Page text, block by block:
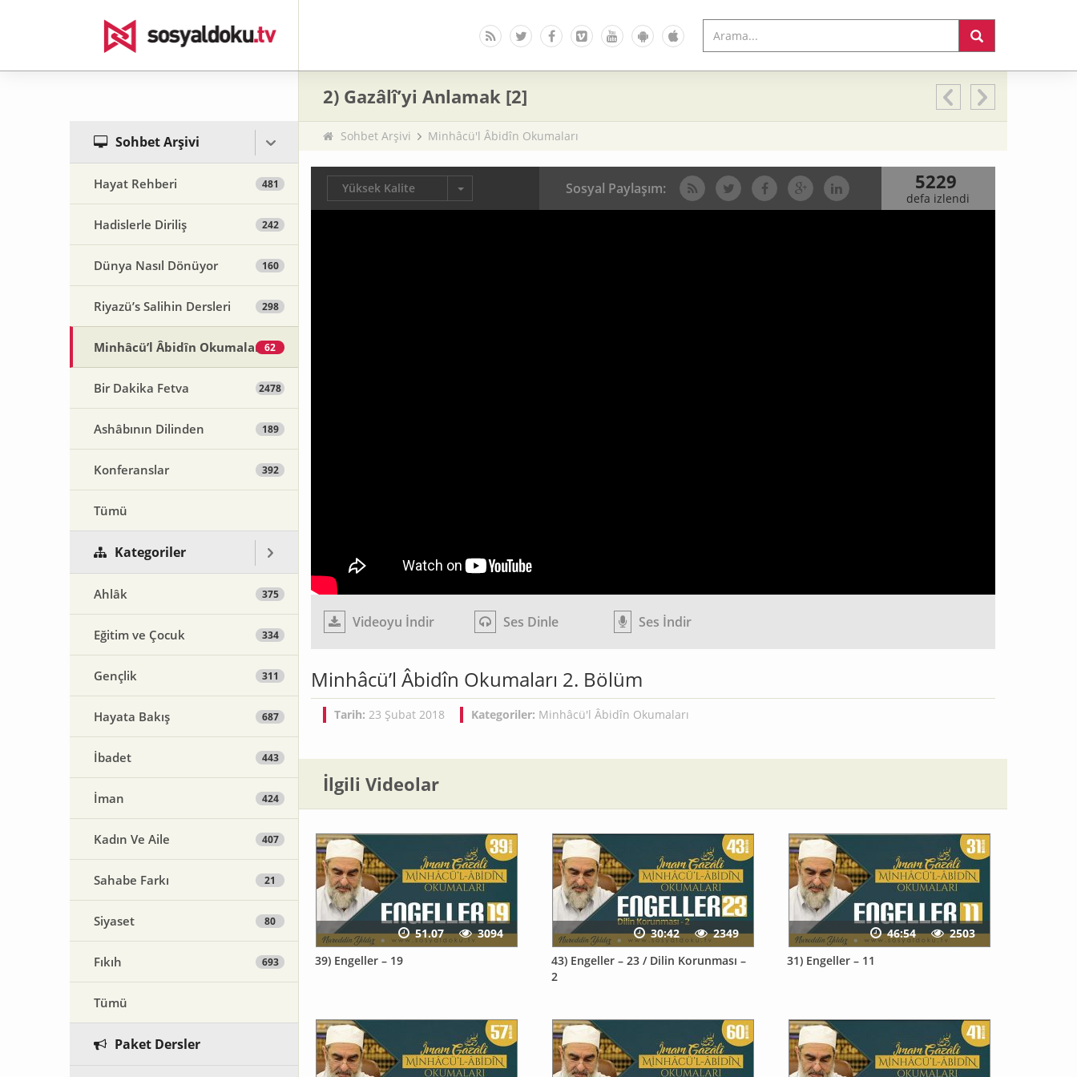
Sohbet Arşivi
Hayat Rehberi 481
Hadislerle Diriliş 242
Dünya Nasıl Dönüyor 160
Riyazü’s Salihin Dersleri 298
Minhâcü’l Âbidîn Okumaları 62
Bir Dakika Fetva 2478
Ashâbının Dilinden 189
Konferanslar 392
Tümü
Kategoriler
Ahlâk 375
Eğitim ve Çocuk 334
Gençlik 311
Hayata Bakış 687
İbadet 443
İman 424
Kadın Ve Aile 407
Sahabe Farkı 21
Siyaset 80
Fıkıh 693
Tümü
Paket Dersler
2) Gazâlî’yi Anlamak [2]
Sohbet Arşivi Minhâcü'l Âbidîn Okumaları
Yüksek Kalite Sosyal Paylaşım: 5229
defa izlendi
Videoyu İndir Ses Dinle Ses İndir
Minhâcü’l Âbidîn Okumaları 2. Bölüm
Tarih: 23 Şubat 2018 Kategoriler: Minhâcü'l Âbidîn Okumaları
İlgili Videolar
39) Engeller – 19
51.07
3094
43) Engeller – 23 / Dilin Korunması –
2
30:42
2349
31) Engeller – 11
46:54 2503